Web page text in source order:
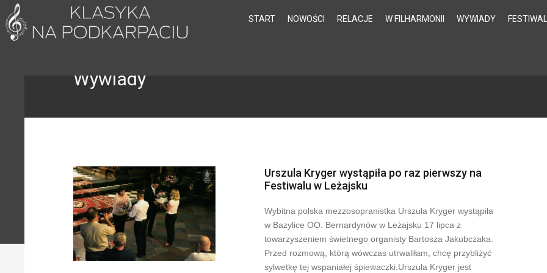
START NOWOŚCI RELACJE W FILHARMONII WYWIADY
Wywiady
Urszula Kryger wystąpiła po raz pierwszy na
Festiwalu w Leżajsku
Wybitna polska mezzosopranistka Urszula Kryger wystąpiła
w Bazylice OO. Bernardynów w Leżajsku 17 lipca z
towarzyszeniem świetnego organisty Bartosza Jakubczaka.
Przed rozmową, którą wówczas utrwaliłam, chcę przybliżyć
sylwetkę tej wspaniałej śpiewaczki.Urszula Kryger jest